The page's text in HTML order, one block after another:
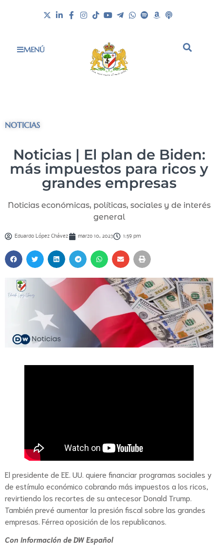
MENÚ
NOTICIAS
Noticias | El plan de Biden:
más impuestos para ricos y
grandes empresas
Noticias económicas, políticas, sociales y de interés
general
Eduardo López Chávez marzo 10, 2023 1:59 pm
El presidente de EE. UU. quiere financiar programas sociales y
de estímulo económico cobrando más impuestos a los ricos,
revirtiendo los recortes de su antecesor Donald Trump.
También prevé aumentar la presión fiscal sobre las grandes
empresas. Férrea oposición de los republicanos.
Con información de DW Español